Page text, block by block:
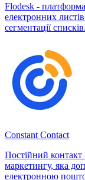
Flodesk -
електронних
сегментації списків.
Constant Contact
Постійний
маркетингу, яка
електронною